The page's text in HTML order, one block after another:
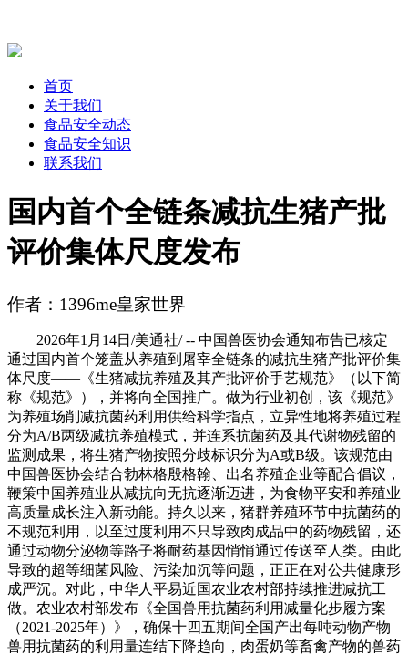
首页
关于我们
食品安全动态
食品安全知识
联系我们
国内首个全链条减抗生猪产批
评价集体尺度发布
作者：1396me皇家世界
2026年1月14日/美通社/ -- 中国兽医协会通知布告已核定
通过国内首个笼盖从养殖到屠宰全链条的减抗生猪产批评价集
体尺度——《生猪减抗养殖及其产批评价手艺规范》（以下简
称《规范》），并将向全国推广。做为行业初创，该《规范》
为养殖场削减抗菌药利用供给科学指点，立异性地将养殖过程
分为A/B两级减抗养殖模式，并连系抗菌药及其代谢物残留的
监测成果，将生猪产物按照分歧标识分为A或B级。该规范由
中国兽医协会结合勃林格殷格翰、出名养殖企业等配合倡议，
鞭策中国养殖业从减抗向无抗逐渐迈进，为食物平安和养殖业
高质量成长注入新动能。持久以来，猪群养殖环节中抗菌药的
不规范利用，以至过度利用不只导致肉成品中的药物残留，还
通过动物分泌物等路子将耐药基因悄悄通过传送至人类。由此
导致的超等细菌风险、污染加沉等问题，正正在对公共健康形
成严沉。对此，中华人平易近国农业农村部持续推进减抗工
做。农业农村部发布《全国兽用抗菌药利用减量化步履方案
（2021-2025年）》，确保十四五期间全国产出每吨动物产物
兽用抗菌药的利用量连结下降趋向，肉蛋奶等畜禽产物的兽药